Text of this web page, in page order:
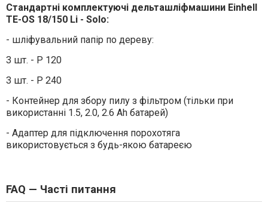
Стандартні комплектуючі дельташліфмашини Einhell
TE-OS 18/150 Li - Solo:
- шліфувальний папір по дереву:
3 шт. - P 120
3 шт. - P 240
- Контейнер для збору пилу з фільтром (тільки при
використанні 1.5, 2.0, 2.6 Ah батарей)
- Адаптер для підключення порохотяга
використовується з будь-якою батареєю
FAQ — Часті питання